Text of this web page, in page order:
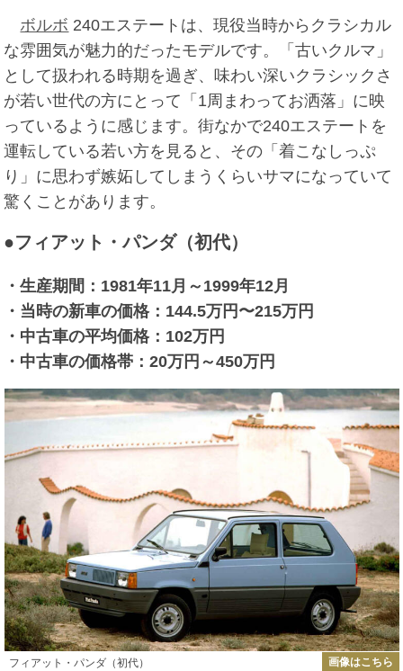
ボルボ 240エステートは、現役当時からクラシカル
な雰囲気が魅力的だったモデルです。「古いクルマ」
として扱われる時期を過ぎ、味わい深いクラシックさ
が若い世代の方にとって「1周まわってお洒落」に映
っているように感じます。街なかで240エステートを
運転している若い方を見ると、その「着こなしっぷ
り」に思わず嫉妬してしまうくらいサマになっていて
驚くことがあります。
●フィアット・パンダ（初代）
・生産期間：1981年11月～1999年12月
・当時の新車の価格：144.5万円〜215万円
・中古車の平均価格：102万円
・中古車の価格帯：20万円～450万円
フィアット・パンダ（初代） 画像はこちら